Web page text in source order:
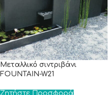
Μεταλλικό σιντριβάνι
FOUNTAIN-W21
Ζητήστε Προσφορά